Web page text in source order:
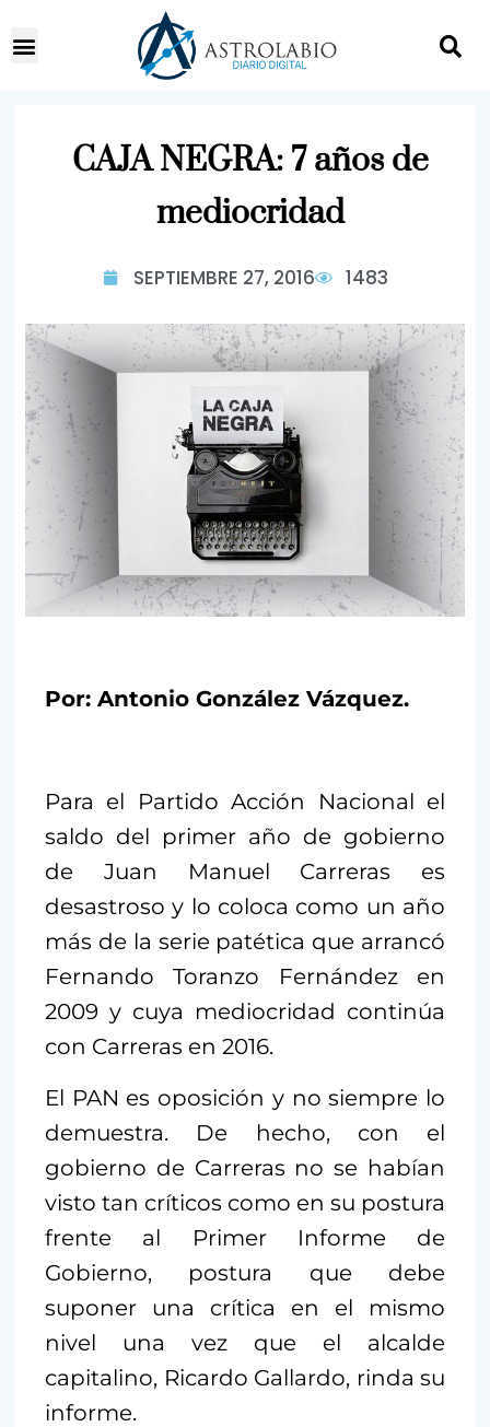
CAJA NEGRA: 7 años de
mediocridad
SEPTIEMBRE 27, 2016 1483
Por: Antonio González Vázquez.
Para el Partido Acción Nacional el
saldo del primer año de gobierno
de Juan Manuel Carreras es
desastroso y lo coloca como un año
más de la serie patética que arrancó
Fernando Toranzo Fernández en
2009 y cuya mediocridad continúa
con Carreras en 2016.
El PAN es oposición y no siempre lo
demuestra. De hecho, con el
gobierno de Carreras no se habían
visto tan críticos como en su postura
frente al Primer Informe de
Gobierno, postura que debe
suponer una crítica en el mismo
nivel una vez que el alcalde
capitalino, Ricardo Gallardo, rinda su
informe.